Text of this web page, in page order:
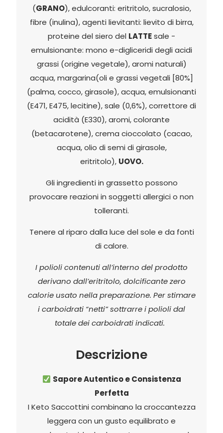
(GRANO), edulcoranti: eritritolo, sucralosio,
fibre (inulina), agenti lievitanti: lievito di birra,
proteine del siero del LATTEsale -
emulsionante: mono e-digliceridi degli acidi
grassi (origine vegetale), aromi naturali)
acqua, margarina(oli e grassi vegetali [80%]
(palma, cocco, girasole), acqua, emulsionanti
(E471, E475, lecitine), sale (0,6%), correttore di
acidità (E330), aromi, colorante
(betacarotene), crema cioccolato (cacao,
acqua, olio di semi di girasole,
eritritolo), UOVO.
Gli ingredienti in grassetto possono
provocare reazioni in soggetti allergici o non
tolleranti.
Tenere al riparo dalla luce del sole e da fonti
di calore.
I polioli contenuti all’interno del prodotto
derivano dall’eritritolo, dolcificante zero
calorie usato nella preparazione. Per stimare
i carboidrati “netti” sottrarre i polioli dal
totale dei carboidrati indicati.
Descrizione
Sapore Autentico e Consistenza
Perfetta
I Keto Saccottini combinano la croccantezza
leggera con un gusto equilibrato e